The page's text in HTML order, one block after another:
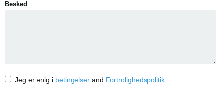
Besked
Jeg er enig i betingelser and Fortrolighedspolitik